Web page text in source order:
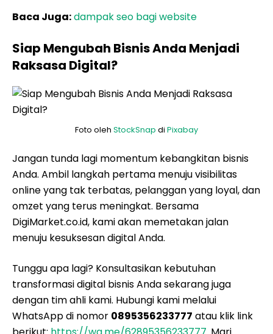
Baca Juga:dampak seo bagi website
Siap Mengubah Bisnis Anda Menjadi
Raksasa Digital?
Foto oleh StockSnap di Pixabay
Jangan tunda lagi momentum kebangkitan bisnis
Anda. Ambil langkah pertama menuju visibilitas
online yang tak terbatas, pelanggan yang loyal, dan
omzet yang terus meningkat. Bersama
DigiMarket.co.id, kami akan memetakan jalan
menuju kesuksesan digital Anda.
Tunggu apa lagi? Konsultasikan kebutuhan
transformasi digital bisnis Anda sekarang juga
dengan tim ahli kami. Hubungi kami melalui
WhatsApp di nomor 0895356233777 atau klik link